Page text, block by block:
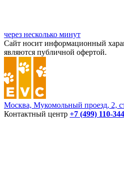
через несколько минут
Сайт носит информационный
являются публичной офертой.
Москва, Мукомольный проезд, 2,
Контактный центр +7 (499) 110-